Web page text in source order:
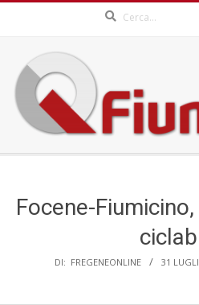
content
MenuFocene-
DI: FREGENEONLINE 31